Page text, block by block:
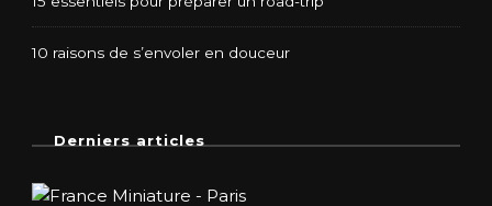
10 raisons de s’envoler en douceur
Derniers articles